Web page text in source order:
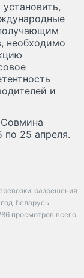
необходимо
и
по 25 апреля.
разрешения
беларусь
просмотров всего.